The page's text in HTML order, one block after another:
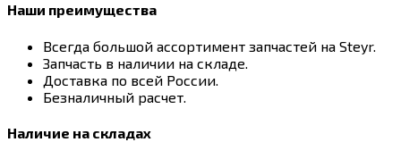
Наши преимущества
Всегда большой ассортимент запчастей на Steyr.
Запчасть в наличии на складе.
Доставка по всей России.
Безналичный расчет.
Наличие на складах